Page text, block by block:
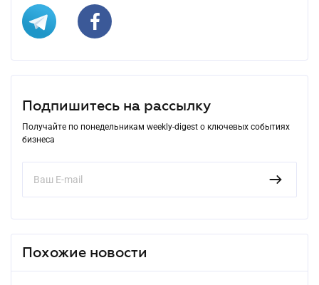
Подпишитесь на рассылку
Получайте по понедельникам weekly-digest о ключевых событиях
бизнеса
Похожие новости